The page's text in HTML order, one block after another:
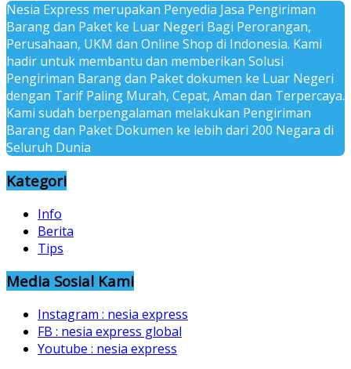
Nesia Express merupakan Penyedia Jasa Pengiriman
Barang dan Paket ke Luar Negeri Bagi Perorangan,
Perusahaan, UKM dan Online Shop di Indonesia. Kami
hadir untuk membantu dan memberikan Solusi
Pengiriman Barang dan Paket dokumen ke Luar Negeri
dengan Tarif Paling Murah, Cepat, Aman dan Terpercaya.
Kami sudah berpengalaman melakukan Pengiriman
Barang dan Paket Dokumen ke lebih dari 200 Negara di
Seluruh Dunia
Kategori
Info
Berita
Tips
Media Sosial Kami
Instagram : nesia express
FB : nesia express global
Youtube : nesia express